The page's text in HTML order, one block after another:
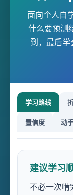
面向个人自
什么要预测
到，最后
学习路线
置信度 动
建议学习
不必一次